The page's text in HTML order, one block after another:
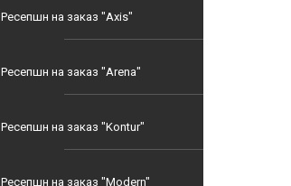
Ресепшн на заказ "Axis"
Ресепшн на заказ "Arena"
Ресепшн на заказ "Kontur"
Ресепшн на заказ "Modern"